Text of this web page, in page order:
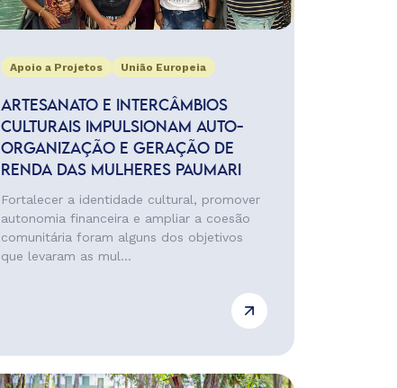
Apoio a Projetos União Europeia
ARTESANATO E INTERCÂMBIOS
CULTURAIS IMPULSIONAM AUTO-
ORGANIZAÇÃO E GERAÇÃO DE
RENDA DAS MULHERES PAUMARI
Fortalecer a identidade cultural, promover
autonomia financeira e ampliar a coesão
comunitária foram alguns dos objetivos
que levaram as mul...